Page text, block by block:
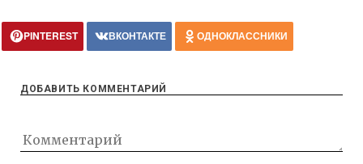
PINTEREST ВКОНТАКТЕ ОДНОКЛАССНИКИ
ДОБАВИТЬ КОММЕНТАРИЙ